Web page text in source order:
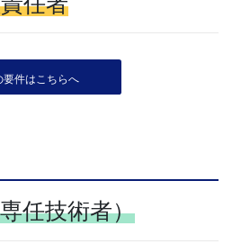
要件はこちらへ
任技術者）